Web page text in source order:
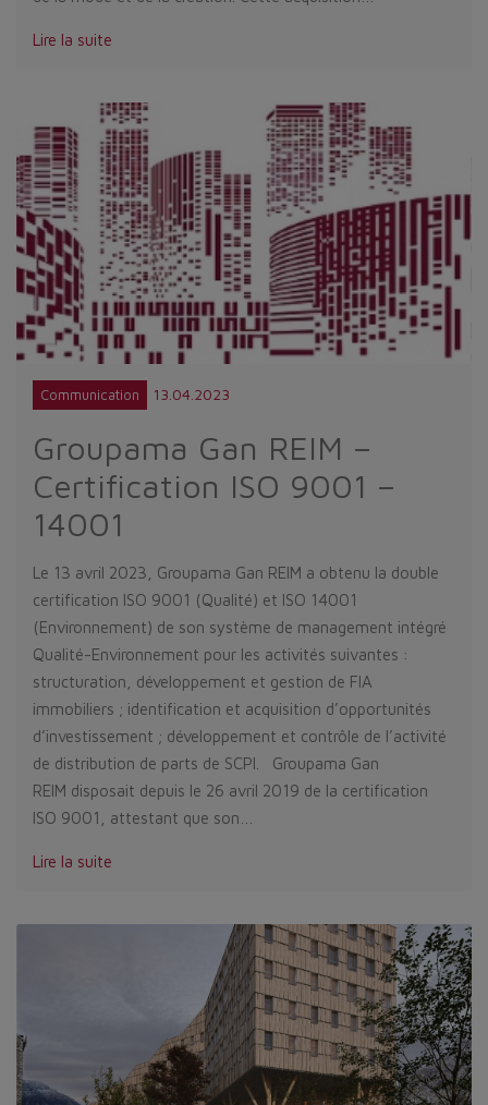
Lire la suite
Communication 13.04.2023
Groupama Gan REIM –
Certification ISO 9001 –
14001
Le 13 avril 2023, Groupama Gan REIM a obtenu la double
certification ISO 9001 (Qualité) et ISO 14001
(Environnement) de son système de management intégré
Qualité-Environnement pour les activités suivantes :
structuration, développement et gestion de FIA
immobiliers ; identification et acquisition d’opportunités
d’investissement ; développement et contrôle de l’activité
de distribution de parts de SCPI. Groupama Gan
REIM disposait depuis le 26 avril 2019 de la certification
ISO 9001, attestant que son…
Lire la suite